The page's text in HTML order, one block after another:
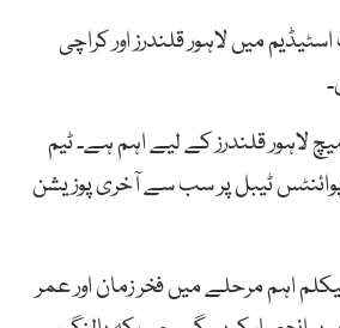
میں لاہور قلندرز اور کراچی
لاہور قلندرز کے لیے اہم ہے۔ ٹیم
ٹیبل پر سب سے آخری پوزیشن
اہم مرحلے میں فخر زمان اور عمر